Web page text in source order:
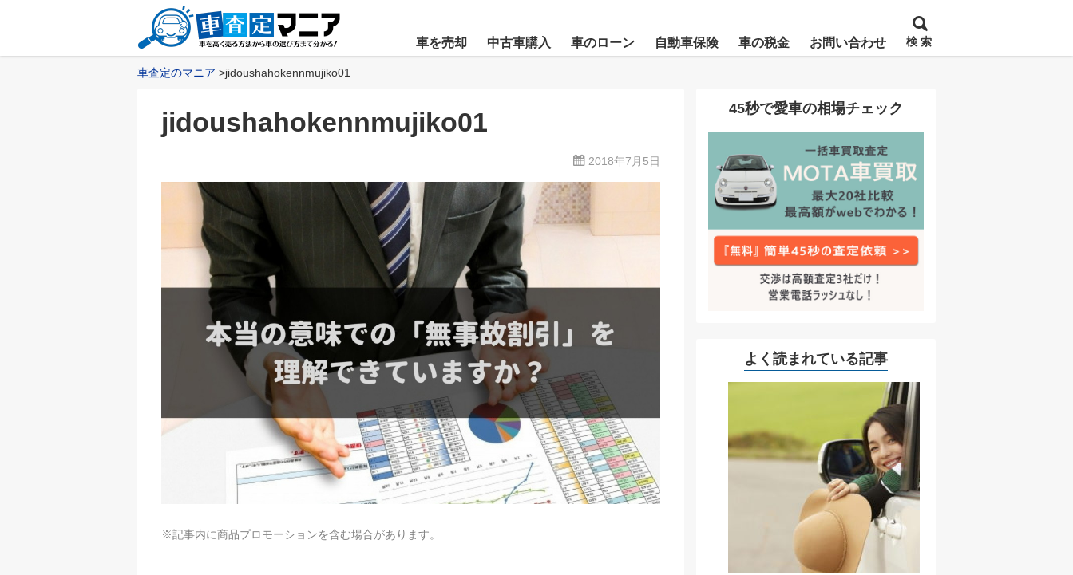
車を売却 中古車購入 車のローン 自動車保険 車の税金 お問い合わせ 検 索
車査定のマニア jidoushahokennmujiko01
jidoushahokennmujiko01
2018年7月5日
※記事内に商品プロモーションを含む場合があります。
45秒で愛車の相場チェック
よく読まれている記事